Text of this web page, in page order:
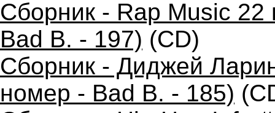
Сборник - Rap Music
Bad B. - 197) (CD)
Сборник - Диджей
номер - Bad B. - 185)